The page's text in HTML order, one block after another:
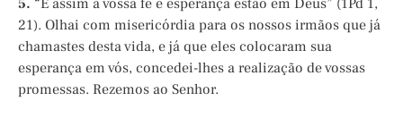
5. “E assim a vossa fé e esperança estão em Deus” (1Pd 1,
21). Olhai com misericórdia para os nossos irmãos que já
chamastes desta vida, e já que eles colocaram sua
esperança em vós, concedei-lhes a realização de vossas
promessas. Rezemos ao Senhor.